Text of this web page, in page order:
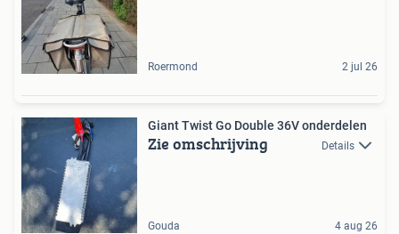
Roermond 2 jul 26
Giant Twist Go Double 36V onderdelen
Zie omschrijving Details
Gouda 4 aug 26